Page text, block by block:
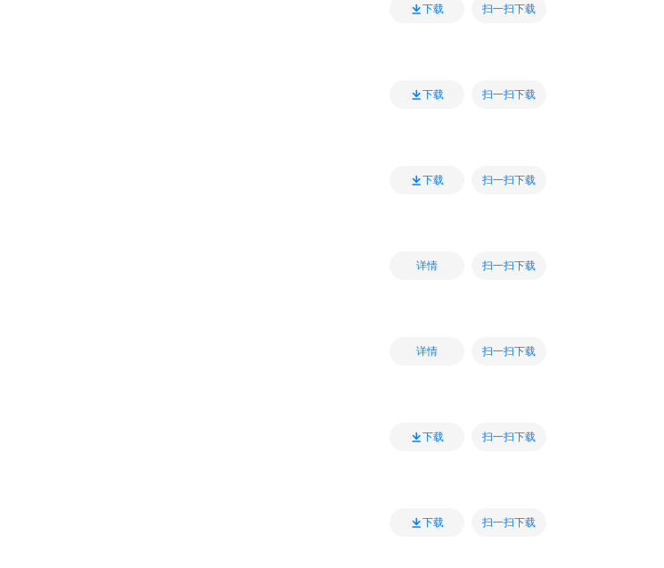
下载 扫一扫下载
下载 扫一扫下载
下载 扫一扫下载
详情 扫一扫下载
详情 扫一扫下载
下载 扫一扫下载
下载 扫一扫下载